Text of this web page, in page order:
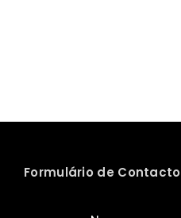
Formulário de Contacto